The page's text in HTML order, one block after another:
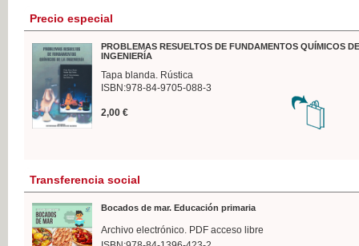
Precio especial
PROBLEMAS RESUELTOS DE FUNDAMENTOS QUÍMICOS
INGENIERÍA
Tapa blanda. Rústica
ISBN:978-84-9705-088-3
2,00 €
Transferencia social
Bocados de mar. Educación primaria
Archivo electrónico. PDF acceso libre